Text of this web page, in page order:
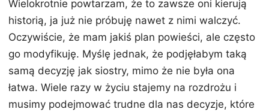
Wielokrotnie powtarzam, że to zawsze oni kierują
historią, ja już nie próbuję nawet z nimi walczyć.
Oczywiście, że mam jakiś plan powieści, ale często
go modyfikuję. Myślę jednak, że podjęłabym taką
samą decyzję jak siostry, mimo że nie była ona
łatwa. Wiele razy w życiu stajemy na rozdrożu i
musimy podejmować trudne dla nas decyzje, które